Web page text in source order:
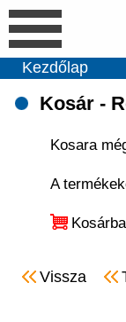
Kezdőlap
Kosár -
Kosara
A
Kosárba
Vissza